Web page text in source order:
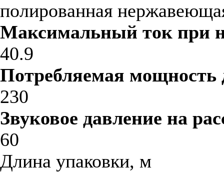
полированная
Максимальный ток при
40.9
Потребляемая мощность
230
Звуковое давление на
60
Длина упаковки, м